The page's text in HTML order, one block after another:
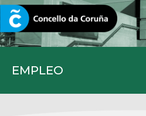
EMPLEO
CORUNA.GAL